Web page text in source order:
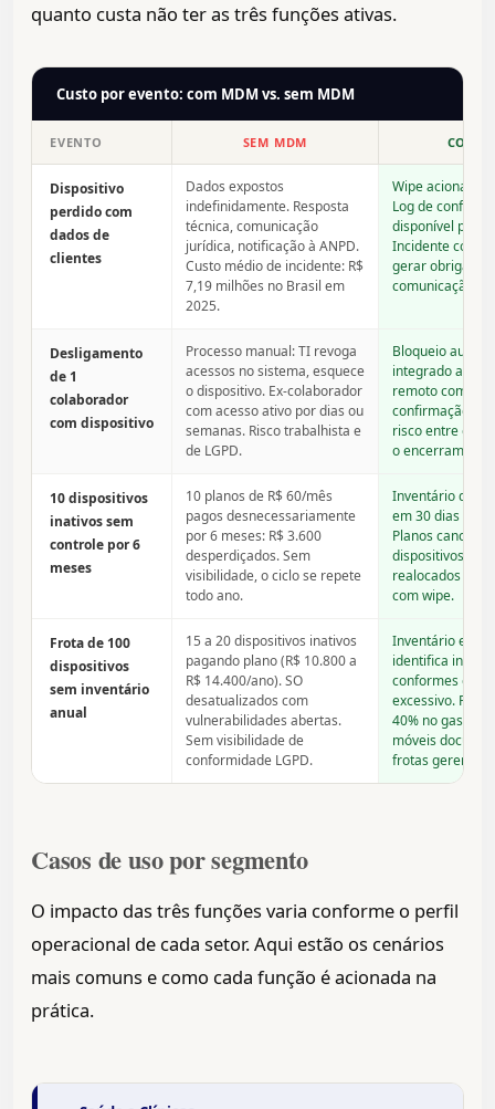
quanto custa não ter as três funções ativas.
Custo por evento: com MDM vs. sem MDM
EVENTO SEM MDM COM
Dispositivo
perdido com
dados de
clientes
Dados expostos
indefinidamente. Resposta
técnica, comunicação
jurídica, notificação à ANPD.
Custo médio de incidente: R$
7,19 milhões no Brasil em
2025.
Wipe acionado
Log de
disponível para
Incidente
gerar obrigação
comunicação.
Desligamento
de 1
colaborador
com dispositivo
Processo manual: TI revoga
acessos no sistema, esquece
o dispositivo. Ex-colaborador
com acesso ativo por dias ou
semanas. Risco trabalhista e
de LGPD.
Bloqueio
integrado ao
remoto com log
confirmação.
risco entre o
o encerramento
10 dispositivos
inativos sem
controle por 6
meses
10 planos de R$ 60/mês
pagos desnecessariamente
por 6 meses: R$ 3.600
desperdiçados. Sem
visibilidade, o ciclo se repete
todo ano.
Inventário
em 30 dias e
Planos
dispositivos
realocados ou
com wipe.
Frota de 100
dispositivos
sem inventário
anual
15 a 20 dispositivos inativos
pagando plano (R$ 10.800 a
R$ 14.400/ano). SO
desatualizados com
vulnerabilidades abertas.
Sem visibilidade de
conformidade LGPD.
Inventário em
identifica
conformes e
excessivo.
40% no gasto
móveis
frotas
Casos de uso por segmento
O impacto das três funções varia conforme o perfil
operacional de cada setor. Aqui estão os cenários
mais comuns e como cada função é acionada na
prática.